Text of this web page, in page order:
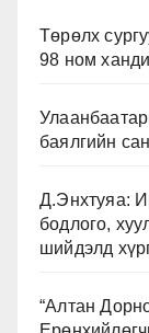
Төрөлх
98 ном
баялгийн
Д.Энхтуяа:
бодлого,
шийдэлд
“Алтан